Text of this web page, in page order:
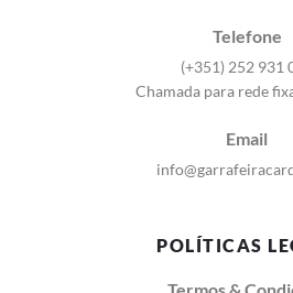
Telefone
(+351) 252 931
Chamada para rede
Email
POLÍTICAS